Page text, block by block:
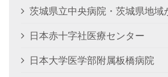
茨城県立中央病院・茨城県地域
日本赤十字社医療センター
日本大学医学部附属板橋病院